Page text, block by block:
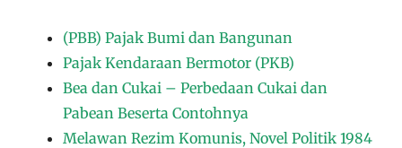
(PBB) Pajak Bumi dan Bangunan
Pajak Kendaraan Bermotor (PKB)
Bea dan Cukai – Perbedaan Cukai dan
Pabean Beserta Contohnya
Melawan Rezim Komunis, Novel Politik 1984